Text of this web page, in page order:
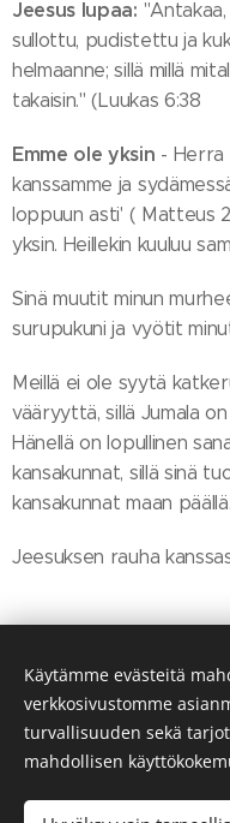
Jeesus lupaa:
sullottu, pudistettu ja
helmaanne; sillä millä
takaisin." (Luukas 6:38
Emme ole yksin - Herra
kanssamme ja
loppuun asti' ( Matteus
yksin. Heillekin kuuluu
Sinä muutit minun
surupukuni ja vyötit
Meillä ei ole syytä
vääryyttä, sillä Jumala
Hänellä on lopullinen
kansakunnat, sillä sinä
kansakunnat maan
Jeesuksen rauha
© Salon
Käytämme evästeitä
verkkosivustomme
turvallisuuden sekä
mahdollisen